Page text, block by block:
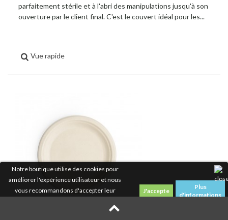
Notre boutique utilise des cookies pour
améliorer l'expérience utilisateur et nous
vous recommandons d'accepter leur
Plus
d'informations
parfaitement stérile et à l'abri des manipulations jusqu'à son
ouverture par le client final. C'est le couvert idéal pour les...
Vue rapide